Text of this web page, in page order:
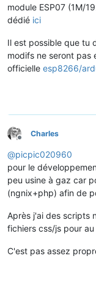
module ESP07 (1M/
dédié ici
Il est possible que tu
modifs ne seront pas
officielle esp8266/
Offline
Charles
@picpic020960
pour le
peu usine à gaz car
(ngnix+php) afin de
Après j'ai des scripts
fichiers css/js pour
C'est pas assez